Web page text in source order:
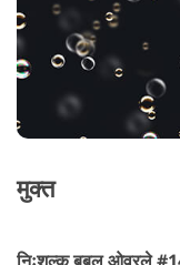
मुक्त